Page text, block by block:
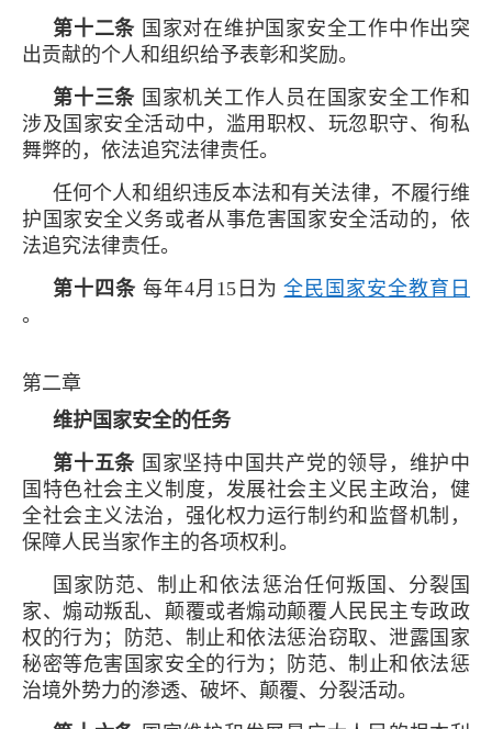
第十二条 国家对在维护国家安全工作中作出突
出贡献的个人和组织给予表彰和奖励。
第十三条 国家机关工作人员在国家安全工作和
涉及国家安全活动中，滥用职权、玩忽职守、徇私
舞弊的，依法追究法律责任。
任何个人和组织违反本法和有关法律，不履行维
护国家安全义务或者从事危害国家安全活动的，依
法追究法律责任。
第十四条 每年4月15日为 全民国家安全教育日
。
第二章
维护国家安全的任务
第十五条 国家坚持中国共产党的领导，维护中
国特色社会主义制度，发展社会主义民主政治，健
全社会主义法治，强化权力运行制约和监督机制，
保障人民当家作主的各项权利。
国家防范、制止和依法惩治任何叛国、分裂国
家、煽动叛乱、颠覆或者煽动颠覆人民民主专政政
权的行为；防范、制止和依法惩治窃取、泄露国家
秘密等危害国家安全的行为；防范、制止和依法惩
治境外势力的渗透、破坏、颠覆、分裂活动。